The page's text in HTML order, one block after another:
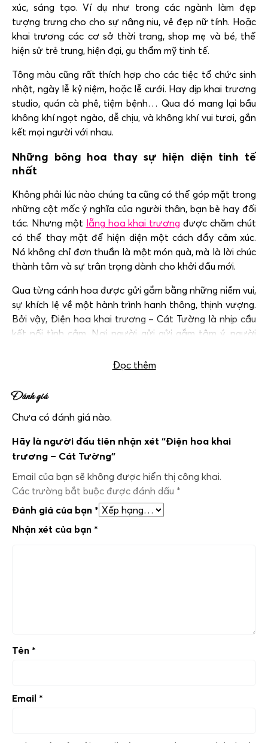
xúc, sáng tạo. Ví dụ như trong các ngành làm đẹp
tượng trưng cho cho sự nâng niu, vẻ đẹp nữ tính. Hoặc
khai trương các cơ sở thời trang, shop mẹ và bé, thể
hiện sử trẻ trung, hiện đại, gu thẩm mỹ tinh tế.
Tông màu cũng rất thích hợp cho các tiệc tổ chức sinh
nhật, ngày lễ kỷ niệm, hoặc lễ cưới. Hay dịp khai trương
studio, quán cà phê, tiệm bệnh… Qua đó mang lại bầu
không khí ngọt ngào, dễ chịu, và không khí vui tươi, gắn
kết mọi người với nhau.
Những bông hoa thay sự hiện diện tinh tế
nhất
Không phải lúc nào chúng ta cũng có thể góp mặt trong
những cột mốc ý nghĩa của người thân, bạn bè hay đối
tác. Nhưng một lẵng hoa khai trương được chăm chút
có thể thay mặt để hiện diện một cách đầy cảm xúc.
Nó không chỉ đơn thuần là một món quà, mà là lời chúc
thành tâm và sự trân trọng dành cho khởi đầu mới.
Qua từng cánh hoa được gửi gắm bằng những niềm vui,
sự khích lệ về một hành trình hanh thông, thịnh vượng.
Bởi vậy, Điện hoa khai trương – Cát Tường là nhịp cầu
kết nối tình cảm. Nơi người gửi gửi gắm tâm ý, người
Đọc thêm
Đánh giá
Chưa có đánh giá nào.
Hãy là người đầu tiên nhận xét “Điện hoa khai
trương – Cát Tường”
Email của bạn sẽ không được hiển thị công khai.
Các trường bắt buộc được đánh dấu *
Đánh giá của bạn *
Nhận xét của bạn *
Tên *
Email *